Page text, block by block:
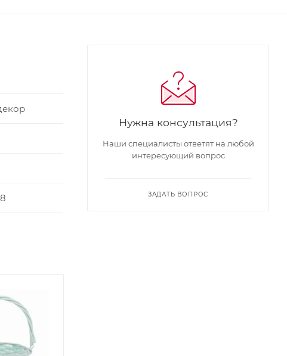
Нужна консультация?
Наши специалисты ответят на любой
интересующий вопрос
ЗАДАТЬ ВОПРОС